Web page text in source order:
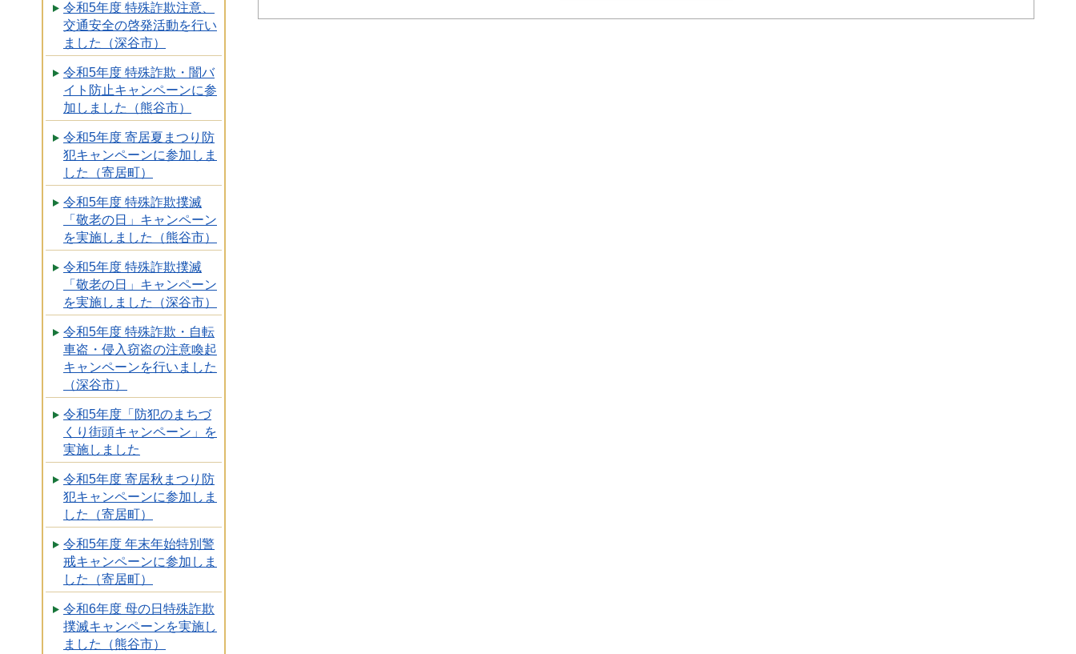
令和5年度 特殊詐欺注意、
交通安全の啓発活動を行い
ました（深谷市）
令和5年度 特殊詐欺・闇バ
イト防止キャンペーンに参
加しました（熊谷市）
令和5年度 寄居夏まつり防
犯キャンペーンに参加しま
した（寄居町）
令和5年度 特殊詐欺撲滅
「敬老の日」キャンペーン
を実施しました（熊谷市）
令和5年度 特殊詐欺撲滅
「敬老の日」キャンペーン
を実施しました（深谷市）
令和5年度 特殊詐欺・自転
車盗・侵入窃盗の注意喚起
キャンペーンを行いました
（深谷市）
令和5年度「防犯のまちづ
くり街頭キャンペーン」を
実施しました
令和5年度 寄居秋まつり防
犯キャンペーンに参加しま
した（寄居町）
令和5年度 年末年始特別警
戒キャンペーンに参加しま
した（寄居町）
令和6年度 母の日特殊詐欺
撲滅キャンペーンを実施し
ました（熊谷市）